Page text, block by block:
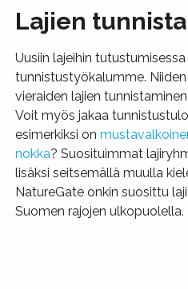
Lajien
Uusiin lajeihin
tunnistustyökalumme.
vieraiden lajien
Voit myös jakaa
esimerkiksi on
nokka? Suosituimmat
lisäksi seitsemällä muulla
NatureGate onkin suosittu
Suomen rajojen ulkopuolella.